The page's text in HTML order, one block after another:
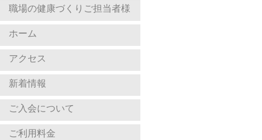
職場の健康づくりご担当者様
ホーム
アクセス
新着情報
ご入会について
ご利用料金